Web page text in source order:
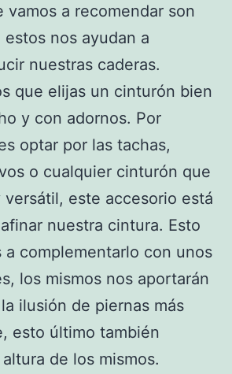
vamos a recomendar son
nos ayudan a
nuestras caderas.
que elijas un cinturón bien
y con adornos. Por
optar por las tachas,
o cualquier cinturón que
este accesorio está
nuestra cintura. Esto
a complementarlo con unos
los mismos nos aportarán
ilusión de piernas más
esto último también
de los mismos.